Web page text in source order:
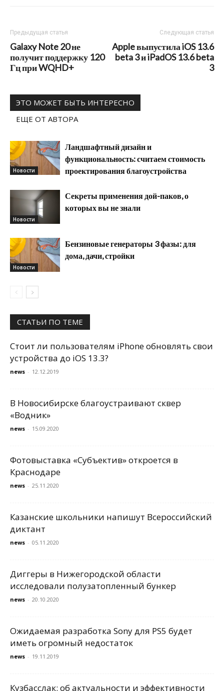
Предыдущая статья
Galaxy Note 20 не
получит поддержку 120
Гц при WQHD+
Следующая статья
Apple выпустила iOS 13.6
beta 3 и iPadOS 13.6 beta
3
ЭТО МОЖЕТ БЫТЬ ИНТЕРЕСНО
ЕЩЕ ОТ АВТОРА
Новости
Ландшафтный дизайн и
функциональность: считаем стоимость
проектирования благоустройства
Новости
Секреты применения дой-паков, о
которых вы не знали
Новости
Бензиновые генераторы 3 фазы: для
дома, дачи, стройки
СТАТЬИ ПО ТЕМЕ
Стоит ли пользователям iPhone обновлять свои
устройства до iOS 13.3?
news - 12.12.2019
В Новосибирске благоустраивают сквер
«Водник»
news - 15.09.2020
Фотовыставка «Субъектив» откроется в
Краснодаре
news - 25.11.2020
Казанские школьники напишут Всероссийский
диктант
news - 05.11.2020
Диггеры в Нижегородской области
исследовали полузатопленный бункер
news - 20.10.2020
Ожидаемая разработка Sony для PS5 будет
иметь огромный недостаток
news - 19.11.2019
Кузбасслак: об актуальности и эффективности